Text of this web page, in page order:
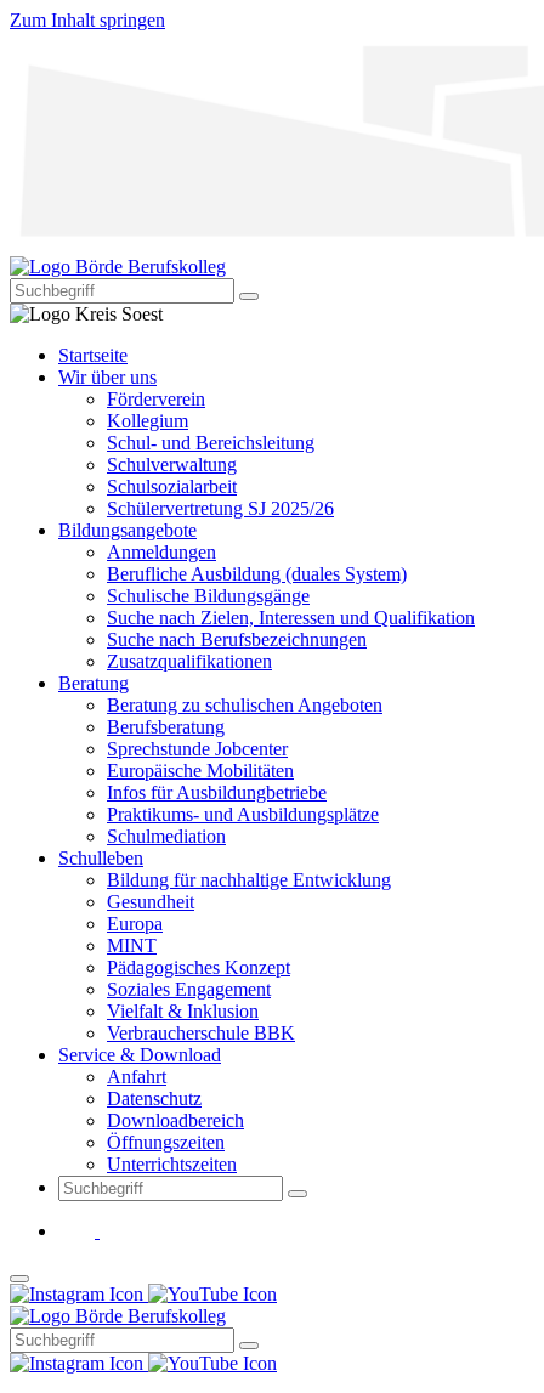
Zum Inhalt springen
Startseite
Wir über uns
Förderverein
Kollegium
Schul- und Bereichsleitung
Schulverwaltung
Schulsozialarbeit
Schülervertretung SJ 2025/26
Bildungsangebote
Anmeldungen
Berufliche Ausbildung (duales System)
Schulische Bildungsgänge
Suche nach Zielen, Interessen und Qualifikation
Suche nach Berufsbezeichnungen
Zusatzqualifikationen
Beratung
Beratung zu schulischen Angeboten
Berufsberatung
Sprechstunde Jobcenter
Europäische Mobilitäten
Infos für Ausbildungbetriebe
Praktikums- und Ausbildungsplätze
Schulmediation
Schulleben
Bildung für nachhaltige Entwicklung
Gesundheit
Europa
MINT
Pädagogisches Konzept
Soziales Engagement
Vielfalt & Inklusion
Verbraucherschule BBK
Service & Download
Anfahrt
Datenschutz
Downloadbereich
Öffnungszeiten
Unterrichtszeiten